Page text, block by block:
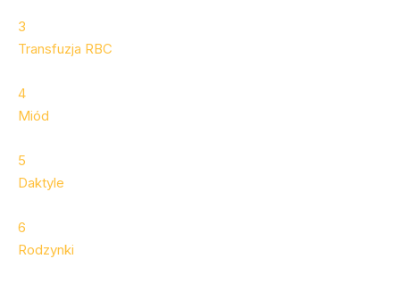
3
Transfuzja RBC
4
Miód
5
Daktyle
6
Rodzynki